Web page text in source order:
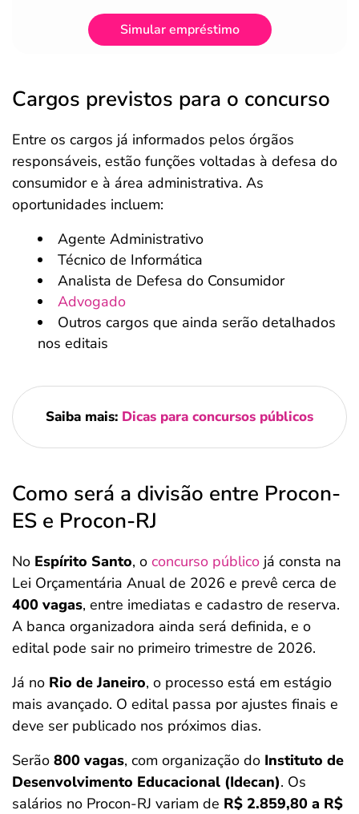
Simular empréstimo
Cargos previstos para o concurso
Entre os cargos já informados pelos órgãos
responsáveis, estão funções voltadas à defesa do
consumidor e à área administrativa. As
oportunidades incluem:
Agente Administrativo
Técnico de Informática
Analista de Defesa do Consumidor
Advogado
Outros cargos que ainda serão detalhados
nos editais
Saiba mais: Dicas para concursos públicos
Como será a divisão entre Procon-
ES e Procon-RJ
No Espírito Santo, o concurso público já consta na
Lei Orçamentária Anual de 2026 e prevê cerca de
400 vagas, entre imediatas e cadastro de reserva.
A banca organizadora ainda será definida, e o
edital pode sair no primeiro trimestre de 2026.
Já no Rio de Janeiro, o processo está em estágio
mais avançado. O edital passa por ajustes finais e
deve ser publicado nos próximos dias.
Serão 800 vagas, com organização do Instituto de
Desenvolvimento Educacional (Idecan). Os
salários no Procon-RJ variam de R$ 2.859,80 a R$